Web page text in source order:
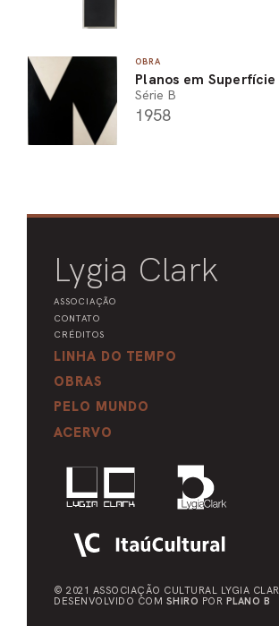
OBRA
Planos em
Série B
1958
Lygia Clark
ASSOCIAÇÃO
CONTATO
CRÉDITOS
LINHA DO TEMPO
OBRAS
PELO MUNDO
ACERVO
© 2021 ASSOCIAÇÃO CULTURAL LYGIA
DESENVOLVIDO COM SHIRO POR PLANO B